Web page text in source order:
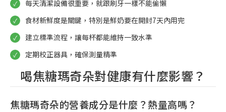
每天清潔設備很重要，就跟刷牙一樣不能偷懶
食材新鮮度是關鍵，特別是鮮奶要在開封7天內用完
建立標準流程，讓每杯都能維持一致水準
定期校正器具，確保測量精準
喝焦糖瑪奇朵對健康有什麼影響？
焦糖瑪奇朵的營養成分是什麼？熱量高嗎？